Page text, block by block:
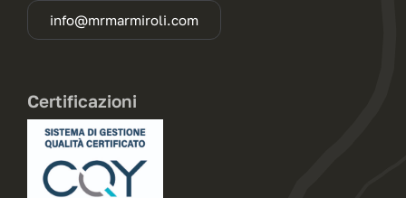
info@mrmarmiroli.com
Certificazioni